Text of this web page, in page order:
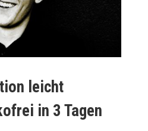
leicht
in 3 Tagen